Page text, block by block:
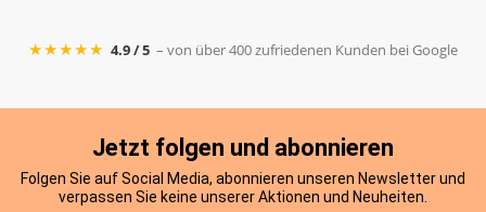
★★★★★ 4.9 / 5 – von über 400 zufriedenen Kunden bei Google
Jetzt folgen und abonnieren
Folgen Sie auf Social Media, abonnieren unseren Newsletter und
verpassen Sie keine unserer Aktionen und Neuheiten.